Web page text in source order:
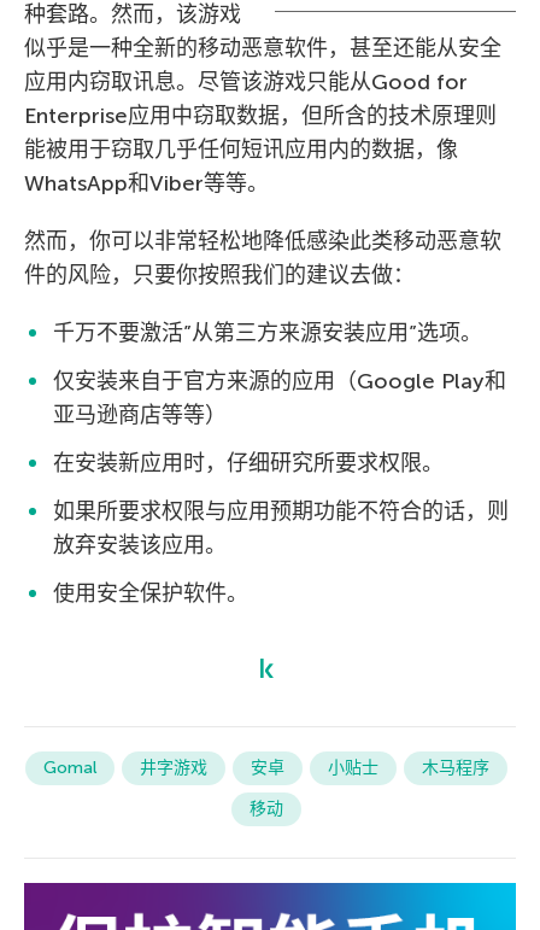
种套路。然而，该游戏
似乎是一种全新的移动恶意软件，甚至还能从安全
应用内窃取讯息。尽管该游戏只能从Good for
Enterprise应用中窃取数据，但所含的技术原理则
能被用于窃取几乎任何短讯应用内的数据，像
WhatsApp和Viber等等。
然而，你可以非常轻松地降低感染此类移动恶意软
件的风险，只要你按照我们的建议去做：
千万不要激活”从第三方来源安装应用”选项。
仅安装来自于官方来源的应用（Google Play和
亚马逊商店等等）
在安装新应用时，仔细研究所要求权限。
如果所要求权限与应用预期功能不符合的话，则
放弃安装该应用。
使用安全保护软件。
Gomal 井字游戏 安卓 小贴士
木马程序
移动